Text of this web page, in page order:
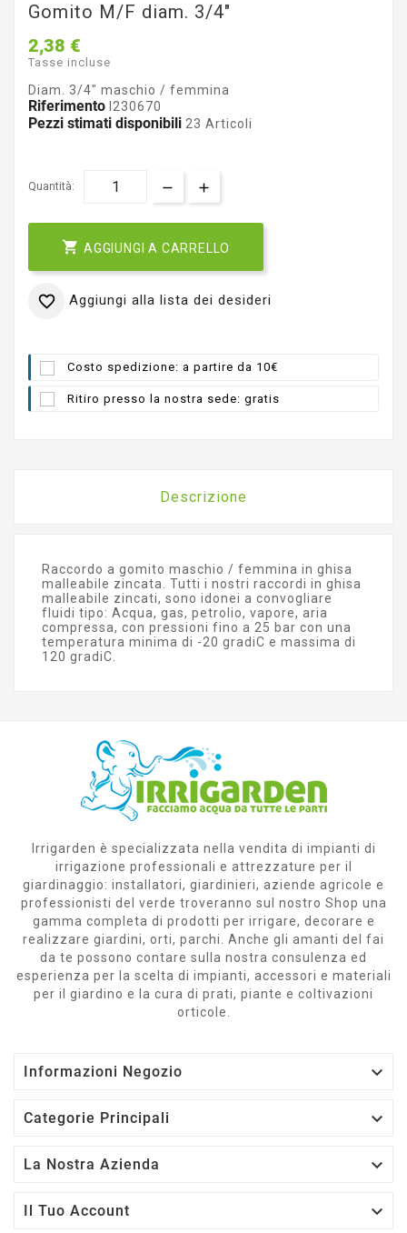
Gomito M/F diam. 3/4"
2,38 €
Tasse incluse
Diam. 3/4" maschio / femmina
Riferimento I230670
Pezzi stimati disponibili 23 Articoli
Quantità:
 AGGIUNGI A CARRELLO
 Aggiungi alla lista dei desideri
Costo spedizione: a partire da 10€
Ritiro presso la nostra sede: gratis
Descrizione
Raccordo a gomito maschio / femmina in ghisa
malleabile zincata. Tutti i nostri raccordi in ghisa
malleabile zincati, sono idonei a convogliare
fluidi tipo: Acqua, gas, petrolio, vapore, aria
compressa, con pressioni fino a 25 bar con una
temperatura minima di -20 gradiC e massima di
120 gradiC.
Irrigarden è specializzata nella vendita di impianti di
irrigazione professionali e attrezzature per il
giardinaggio: installatori, giardinieri, aziende agricole e
professionisti del verde troveranno sul nostro Shop una
gamma completa di prodotti per irrigare, decorare e
realizzare giardini, orti, parchi. Anche gli amanti del fai
da te possono contare sulla nostra consulenza ed
esperienza per la scelta di impianti, accessori e materiali
per il giardino e la cura di prati, piante e coltivazioni
orticole.
Informazioni Negozio 
Categorie Principali 
La Nostra Azienda 
Il Tuo Account 